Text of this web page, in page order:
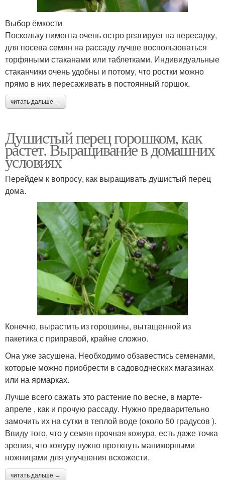
Выбор ёмкости
Поскольку пимента очень остро реагирует на пересадку,
для посева семян на рассаду лучше воспользоваться
торфяными стаканами или таблетками. Индивидуальные
стаканчики очень удобны и потому, что ростки можно
прямо в них пересаживать в постоянный горшок.
читать дальше →
Душистый перец горошком, как
растет. Выращивание в домашних
условиях
Перейдем к вопросу, как выращивать душистый перец
дома.
Конечно, вырастить из горошины, вытащенной из
пакетика с приправой, крайне сложно.
Она уже засушена. Необходимо обзавестись семенами,
которые можно приобрести в садоводческих магазинах
или на ярмарках.
Лучше всего сажать это растение по весне, в марте-
апреле , как и прочую рассаду. Нужно предварительно
замочить их на сутки в теплой воде (около 50 градусов ).
Ввиду того, что у семян прочная кожура, есть даже точка
зрения, что кожуру нужно проткнуть маникюрными
ножницами для улучшения всхожести.
читать дальше →